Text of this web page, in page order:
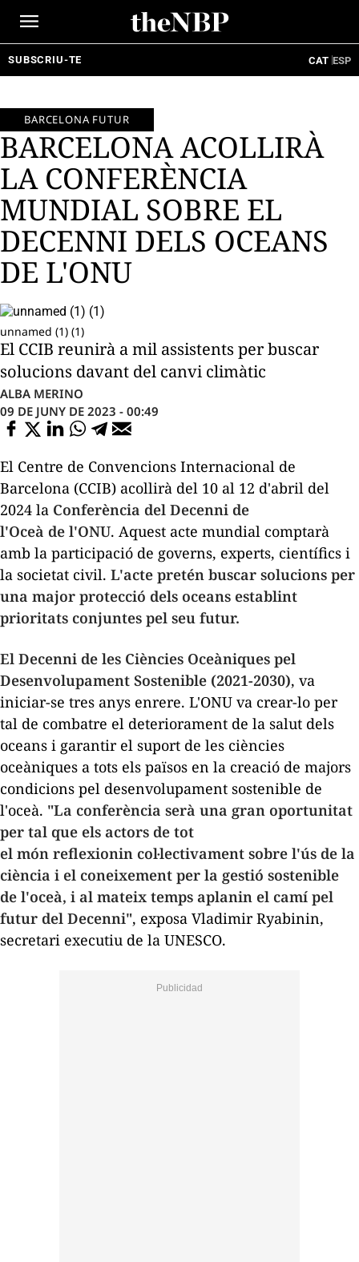
SUBSCRIU-TE CAT ESP
BARCELONA FUTUR
BARCELONA ACOLLIRÀ
LA CONFERÈNCIA
MUNDIAL SOBRE EL
DECENNI DELS OCEANS
DE L'ONU
unnamed (1) (1)
El CCIB reunirà a mil assistents per buscar
solucions davant del canvi climàtic
ALBA MERINO
09 DE JUNY DE 2023 - 00:49
El Centre de Convencions Internacional de
Barcelona (CCIB) acollirà del 10 al 12 d'abril del
2024 la Conferència del Decenni de
l'Oceà de l'ONU. Aquest acte mundial comptarà
amb la participació de governs, experts, científics i
la societat civil. L'acte pretén buscar solucions per
una major protecció dels oceans establint
prioritats conjuntes pel seu futur.
El Decenni de les Ciències Oceàniques pel
Desenvolupament Sostenible (2021-2030), va
iniciar-se tres anys enrere. L'ONU va crear-lo per
tal de combatre el deteriorament de la salut dels
oceans i garantir el suport de les ciències
oceàniques a tots els països en la creació de majors
condicions pel desenvolupament sostenible de
l'oceà. "La conferència serà una gran oportunitat
per tal que els actors de tot
el món reflexionin col·lectivament sobre l'ús de la
ciència i el coneixement per la gestió sostenible
de l'oceà, i al mateix temps aplanin el camí pel
futur del Decenni", exposa Vladimir Ryabinin,
secretari executiu de la UNESCO.